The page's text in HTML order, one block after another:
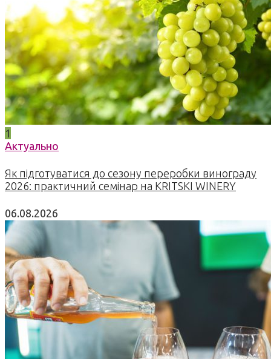
1
Актуально
Як підготуватися до сезону переробки винограду
2026: практичний семінар на KRITSKI WINERY
06.08.2026